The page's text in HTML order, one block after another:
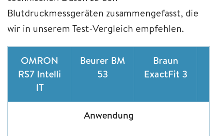
Blutdruckmessgeräten zusammengefasst, die
wir in unserem Test-Vergleich empfehlen.
OMRON
RS7 Intelli
IT
Beurer BM
53
Braun
ExactFit 3
Anwendung